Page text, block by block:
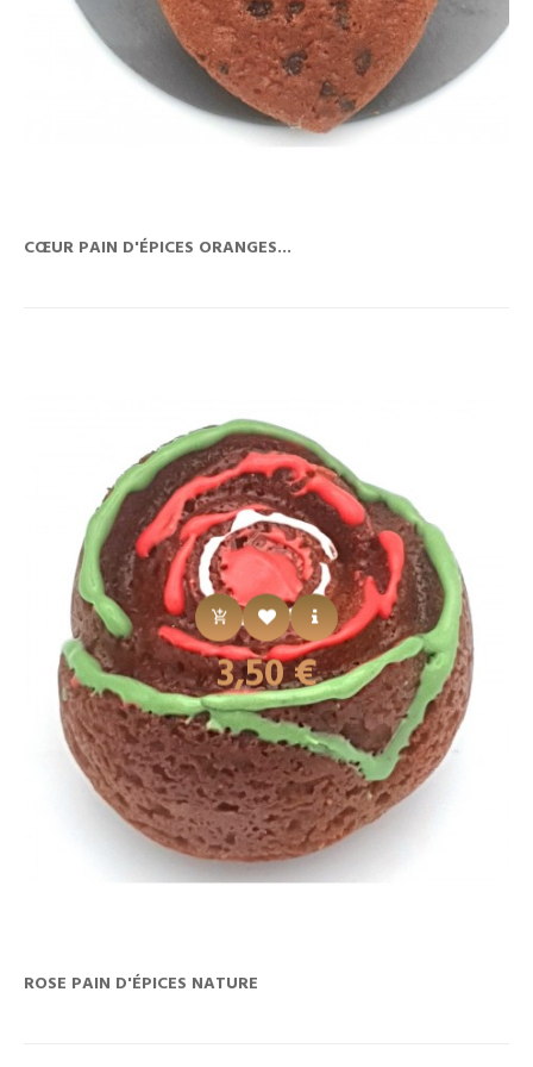
CŒUR PAIN D'ÉPICES ORANGES...
Prix
3,50 €
ROSE PAIN D'ÉPICES NATURE